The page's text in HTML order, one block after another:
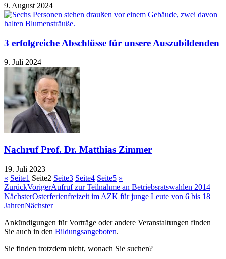
9. August 2024
3 erfolgreiche Abschlüsse für unsere Auszubildenden
9. Juli 2024
Nachruf Prof. Dr. Matthias Zimmer
19. Juli 2023
« Seite1 Seite2 Seite3 Seite4 Seite5 »
ZurückVorigerAufruf zur Teilnahme an Betriebsratswahlen 2014
NächsterOsterferienfreizeit im AZK für junge Leute von 6 bis 18
JahrenNächster
Ankündigungen für Vorträge oder andere Veranstaltungen finden
Sie auch in den Bildungsangeboten.
Sie finden trotzdem nicht, wonach Sie suchen?